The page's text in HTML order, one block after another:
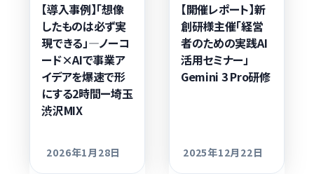
【導入事例】「想像
したものは必ず実
現できる」―ノーコ
ード×AIで事業ア
イデアを爆速で形
にする2時間ー埼玉
渋沢MIX
更新日
2026年1月28日
【開催レポート】新
創研様主催「経営
者のための実践AI
活用セミナー」
Gemini 3 Pro研修
更新日
2025年12月22日